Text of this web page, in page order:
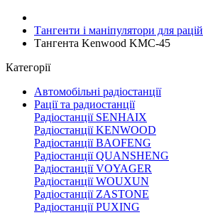
Тангенти і маніпулятори для рацій
Тангента Kenwood KMC-45
Категорії
Автомобільні радіостанції
Рації та радиостанції
Радіостанції SENHAIX
Радіостанції KENWOOD
Радіостанції BAOFENG
Радіостанції QUANSHENG
Радіостанції VOYAGER
Радіостанції WOUXUN
Радіостанції ZASTONE
Радіостанції PUXING